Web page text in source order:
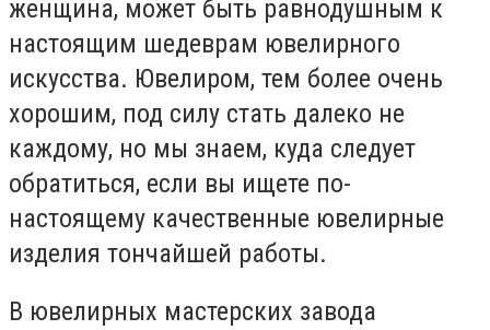
женщина, может быть равнодушным к
настоящим шедеврам ювелирного
искусства. Ювелиром, тем более очень
хорошим, под силу стать далеко не
каждому, но мы знаем, куда следует
обратиться, если вы ищете по-
настоящему качественные ювелирные
изделия тончайшей работы.
В ювелирных мастерских завода